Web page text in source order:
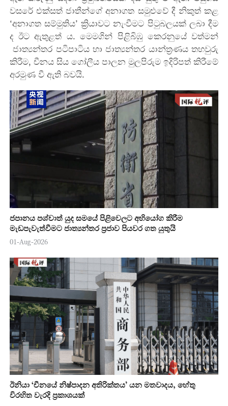
වසරේ එක්සත් ජාතීන්ගේ අනාගත සමුළුවේ දී නිකුත් කළ
‘අනාගත සම්මුතිය’ ක්‍රියාවට නැංවීමට පිටුබලයක් ලබා දීම
ද ඊට ඇතුළත් ය. මෙමගින් පිළිබිඹු කෙරනුයේ වත්මන්
ජාත්‍යන්තර පටිපාටිය හා ජාත්‍යන්තර යාන්ත්‍රණය තහවුරු
කිරීම, චීනය සිය ගෝලීය පාලන මුලපිරුම ඉදිරිපත් කිරීමේ
අරමුණ වී ඇති බවයි.
ජපානය පශ්චාත් යුද සමයේ පිළිවෙලට අභියෝග කිරීම
මැඩපැවැත්වීමට ජාත්‍යන්තර ප්‍රජාව පියවර ගත යුතුයි
01-Aug-2026
ඊනියා ‘චීනයේ නිෂ්පාදන අතිරික්තය’ යන මතවාදය, හේතු
විරහිත වැරදි ප්‍රකාශයක්